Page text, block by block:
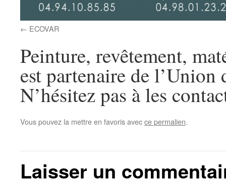
ECOVAR
Peinture, revêtement,
est partenaire de l’Union
N’hésitez pas à les
Vous pouvez la mettre en favoris avecce permalien.
Laisser un